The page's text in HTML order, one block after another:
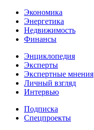
Экономика
Энергетика
Недвижимость
Финансы
Энциклопедия
Эксперты
Экспертные мнения
Личный взгляд
Интервью
Подписка
Спецпроекты